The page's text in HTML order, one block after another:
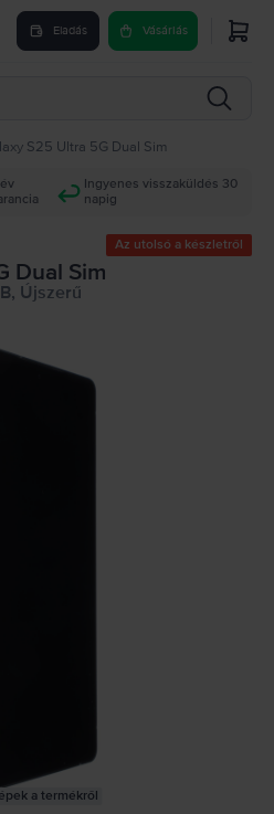
Eladás Vásárlás
S25 Ultra 5G Dual Sim
Ingyenes visszaküldés 30
napig
Az utolsó a készletről
Dual Sim
Újszerű
a termékről